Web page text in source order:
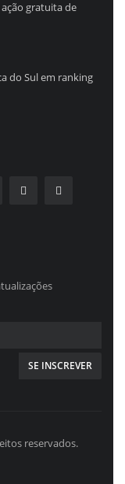
gratuita de
do Sul em ranking
reservados.